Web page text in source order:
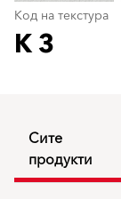
Код на текстура
K 3
Сите
продукти